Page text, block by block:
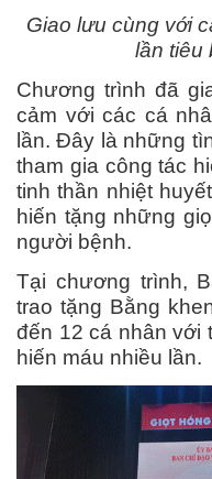
Giao lưu cùng với
lần tiêu
Chương trình đã
cảm với các cá
lần. Đây là những
tham gia công tác
tinh thần nhiệt
hiến tặng những
người bệnh.
Tại chương trình,
trao tặng Bằng
đến 12 cá nhân với
hiến máu nhiều lần.